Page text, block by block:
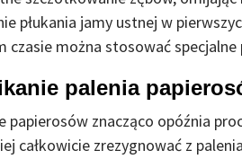
płukania jamy ustnej w
czasie można stosować
palenia
papierosów znacząco opóźnia
całkowicie zrezygnować z